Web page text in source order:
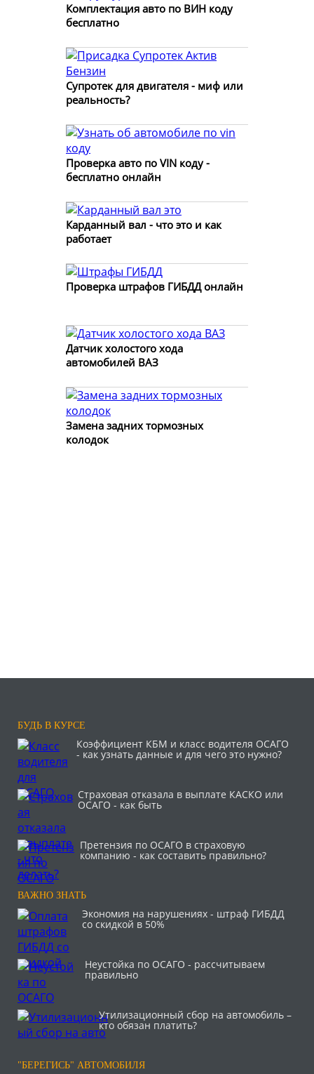
Комплектация авто по ВИН коду
бесплатно
Супротек для двигателя - миф или
реальность?
Проверка авто по VIN коду -
бесплатно онлайн
Карданный вал - что это и как
работает
Проверка штрафов ГИБДД онлайн
Датчик холостого хода
автомобилей ВАЗ
Замена задних тормозных
колодок
БУДЬ В КУРСЕ
Коэффициент КБМ и класс водителя ОСАГО
- как узнать данные и для чего это нужно?
Страховая отказала в выплате КАСКО или
ОСАГО - как быть
Претензия по ОСАГО в страховую
компанию - как составить правильно?
ВАЖНО ЗНАТЬ
Экономия на нарушениях - штраф ГИБДД
со скидкой в 50%
Неустойка по ОСАГО - рассчитываем
правильно
Утилизационный сбор на автомобиль –
кто обязан платить?
"БЕРЕГИСЬ" АВТОМОБИЛЯ